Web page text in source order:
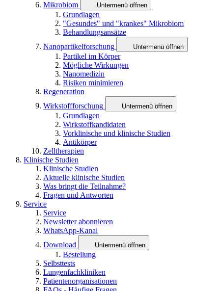
Mikrobiom
Untermenü öffnen
Grundlagen
"Gesundes" und "krankes" Mikrobiom
Behandlungsansätze
Nanopartikelforschung
Untermenü öffnen
Partikel im Körper
Mögliche Wirkungen
Nanomedizin
Risiken minimieren
Regeneration
Wirkstoffforschung
Untermenü öffnen
Grundlagen
Wirkstoffkandidaten
Vorklinische und klinische Studien
Antikörper
Zelltherapien
Klinische Studien
Klinische Studien
Aktuelle klinische Studien
Was bringt die Teilnahme?
Fragen und Antworten
Service
Service
Newsletter abonnieren
WhatsApp-Kanal
Download
Untermenü öffnen
Bestellung
Selbsttests
Lungenfachkliniken
Patientenorganisationen